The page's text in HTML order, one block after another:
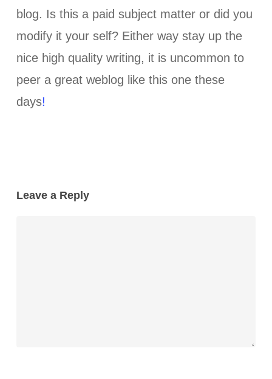
blog. Is this a paid subject matter or did you
modify it your self? Either way stay up the
nice high quality writing, it is uncommon to
peer a great weblog like this one these
days!
Leave a Reply